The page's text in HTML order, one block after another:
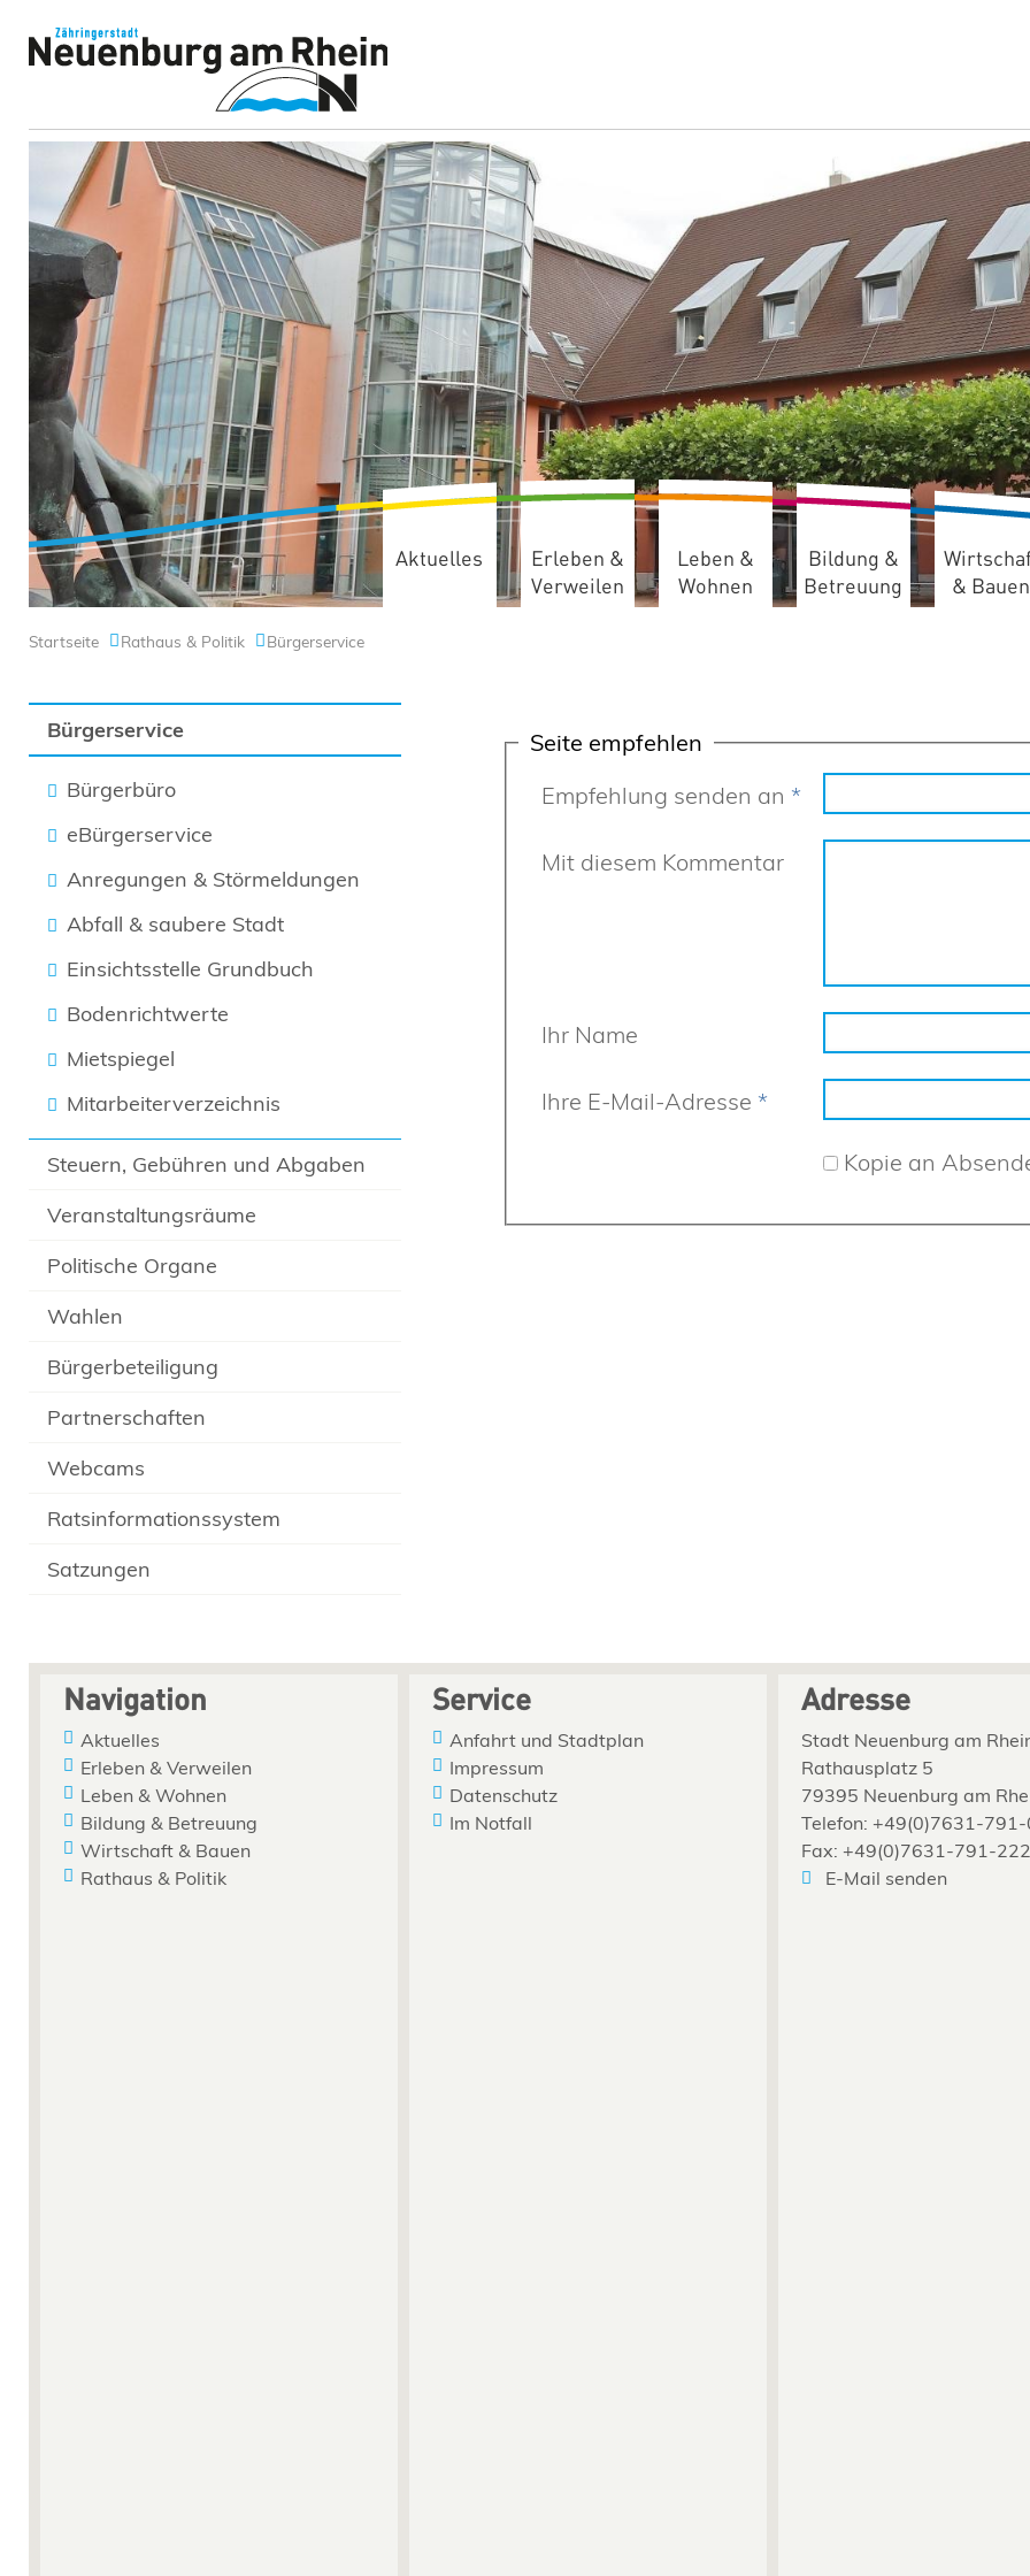
Aktuelles
Erleben &
Verweilen
Leben &
Wohnen
Bildung &
Betreuung
& Bauen
Startseite Rathaus & Politik Bürgerservice
Bürgerservice
Bürgerbüro
eBürgerservice
Anregungen & Störmeldungen
Abfall & saubere Stadt
Einsichtsstelle Grundbuch
Bodenrichtwerte
Mietspiegel
Mitarbeiterverzeichnis
Steuern, Gebühren und Abgaben
Veranstaltungsräume
Politische Organe
Wahlen
Bürgerbeteiligung
Partnerschaften
Webcams
Ratsinformationssystem
Satzungen
Seite empfehlen
Empfehlung senden an *
Mit diesem Kommentar
Ihr Name
Ihre E-Mail-Adresse *
Kopie an
Navigation
Aktuelles
Erleben & Verweilen
Leben & Wohnen
Bildung & Betreuung
Wirtschaft & Bauen
Rathaus & Politik
Service
Anfahrt und Stadtplan
Impressum
Datenschutz
Im Notfall
Adresse
Stadt Neuenburg am
Rathausplatz 5
79395 Neuenburg am
Telefon: +49(0)7631-
Fax: +49(0)7631-791-222
E-Mail senden